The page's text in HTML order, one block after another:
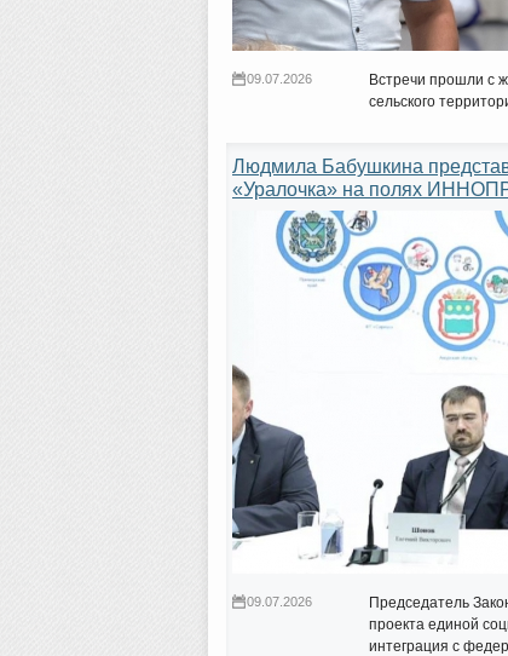
09.07.2026
Встречи прошли с
сельского
Людмила Бабушкина
«Уралочка» на полях
09.07.2026
Председатель
проекта единой
интеграция с